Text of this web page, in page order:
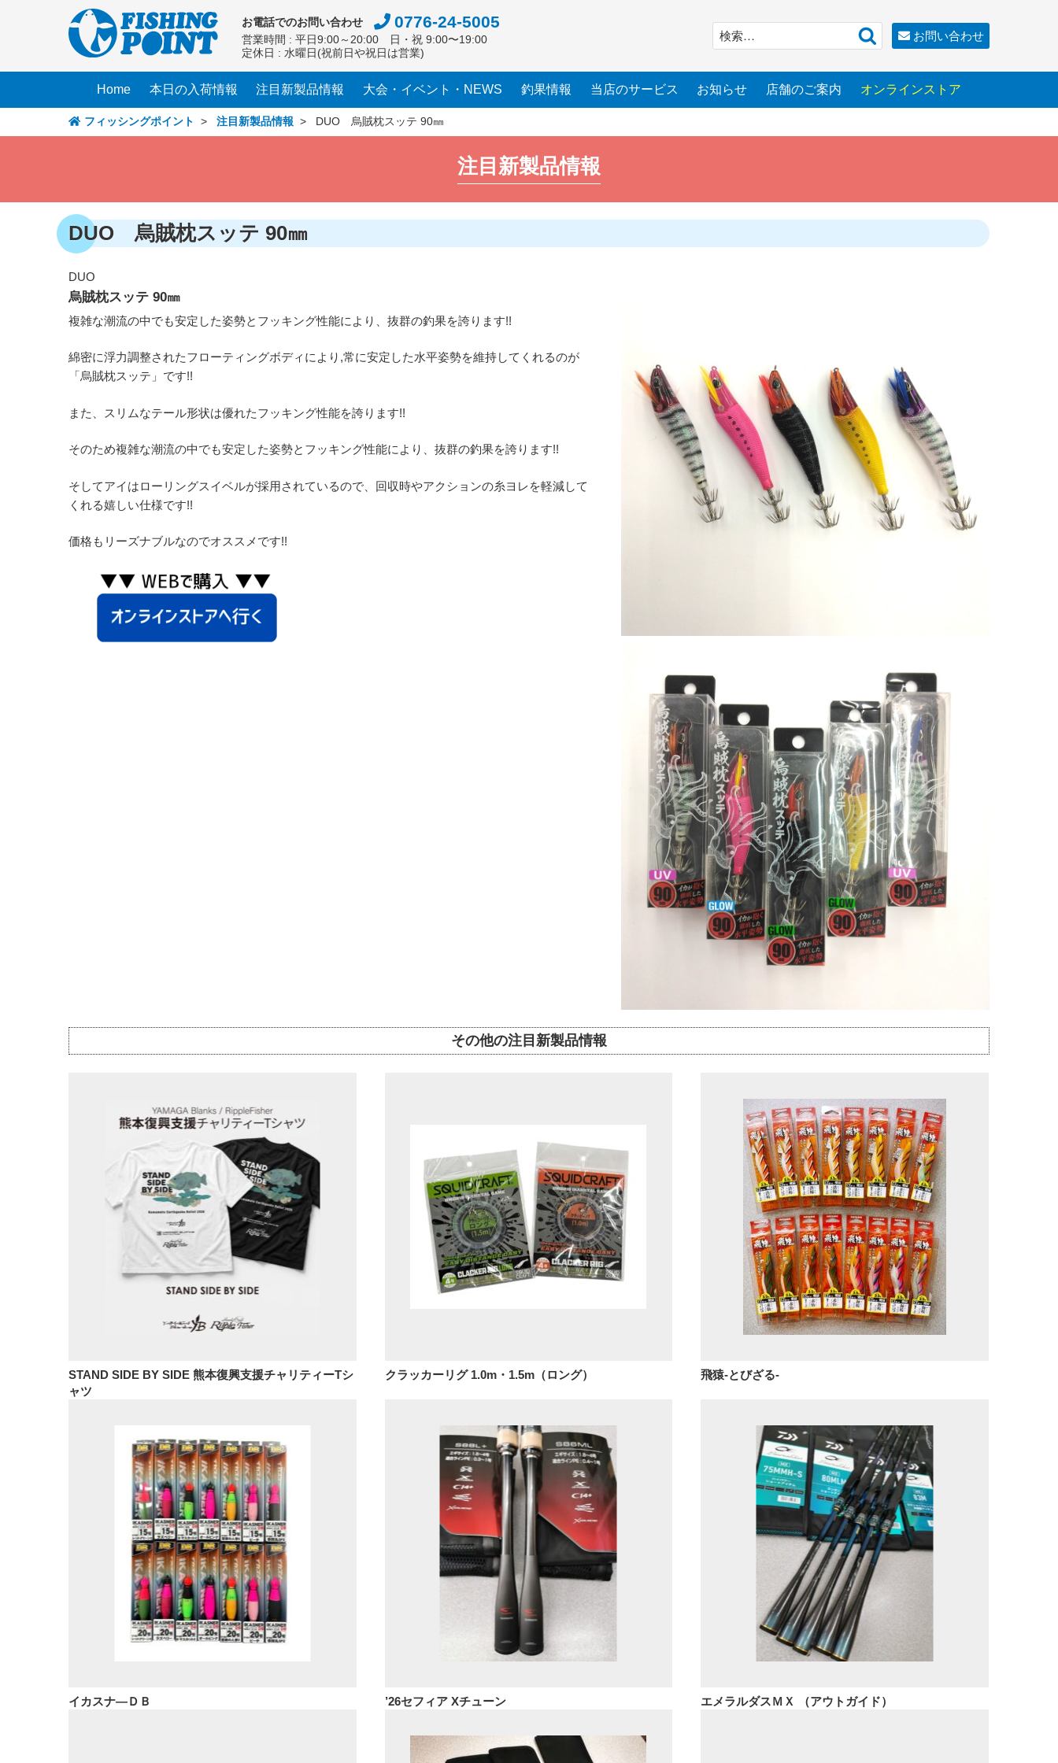
キ
お電話でのお問い合わせ 0776-24-5005
営業時間 : 平日9:00～20:00 日・祝 9:00〜19:00
定休日 : 水曜日(祝前日や祝日は営業)
索:
お問い合わせ
Home 本日の入荷情報 注目新製品情報 大会・イベント・NEWS 釣果情報 当店のサービス お知らせ 店舗のご案内 オンラインストア
フィッシングポイント >注目新製品情報 > DUO 烏賊枕スッテ 90㎜
注目新製品情報
DUO 烏賊枕スッテ 90㎜
DUO
烏賊枕スッテ 90㎜
複雑な潮流の中でも安定した姿勢とフッキング性能により、抜群の釣果を誇ります!!
綿密に浮力調整されたフローティングボディにより,常に安定した水平姿勢を維持してくれるのが
「烏賊枕スッテ」です!!
また、スリムなテール形状は優れたフッキング性能を誇ります!!
そのため複雑な潮流の中でも安定した姿勢とフッキング性能により、抜群の釣果を誇ります!!
そしてアイはローリングスイベルが採用されているので、回収時やアクションの糸ヨレを軽減して
くれる嬉しい仕様です!!
価格もリーズナブルなのでオススメです!!
その他の注目新製品情報
STAND SIDE BY SIDE 熊本復興支援チャリティーTシ
ャツ
クラッカーリグ 1.0m・1.5m（ロング） 飛猿-とびざる-
イカスナ―ＤＢ ’26セフィア Xチューン エメラルダスＭＸ （アウトガイド）